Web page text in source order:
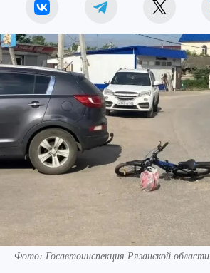
Фото: Госавтоинспекция Рязанской области